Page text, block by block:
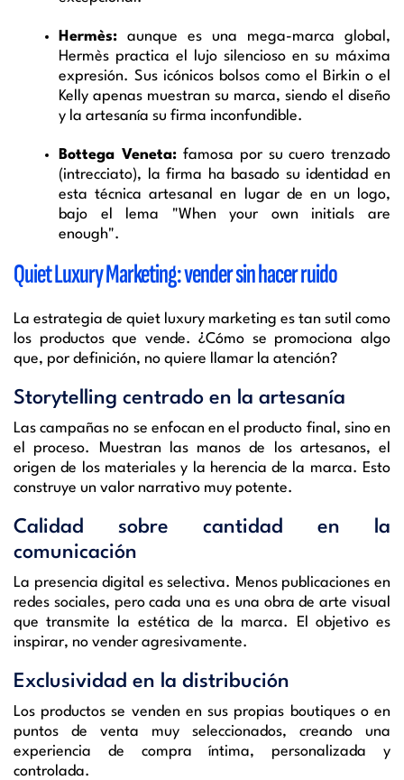
Hermès: aunque es una mega-marca global,
Hermès practica el lujo silencioso en su máxima
expresión. Sus icónicos bolsos como el Birkin o el
Kelly apenas muestran su marca, siendo el diseño
y la artesanía su firma inconfundible.
Bottega Veneta:famosa por su cuero trenzado
(intrecciato), la firma ha basado su identidad en
esta técnica artesanal en lugar de en un logo,
bajo el lema "When your own initials are
enough".
Quiet Luxury Marketing: vender sin hacer ruido
La estrategia de quiet luxury marketing es tan sutil como
los productos que vende. ¿Cómo se promociona algo
que, por definición, no quiere llamar la atención?
Storytelling centrado en la artesanía
Las campañas no se enfocan en el producto final, sino en
el proceso. Muestran las manos de los artesanos, el
origen de los materiales y la herencia de la marca. Esto
construye un valor narrativo muy potente.
Calidad sobre cantidad en la
comunicación
La presencia digital es selectiva. Menos publicaciones en
redes sociales, pero cada una es una obra de arte visual
que transmite la estética de la marca. El objetivo es
inspirar, no vender agresivamente.
Exclusividad en la distribución
Los productos se venden en sus propias boutiques o en
puntos de venta muy seleccionados, creando una
experiencia de compra íntima, personalizada y
controlada.